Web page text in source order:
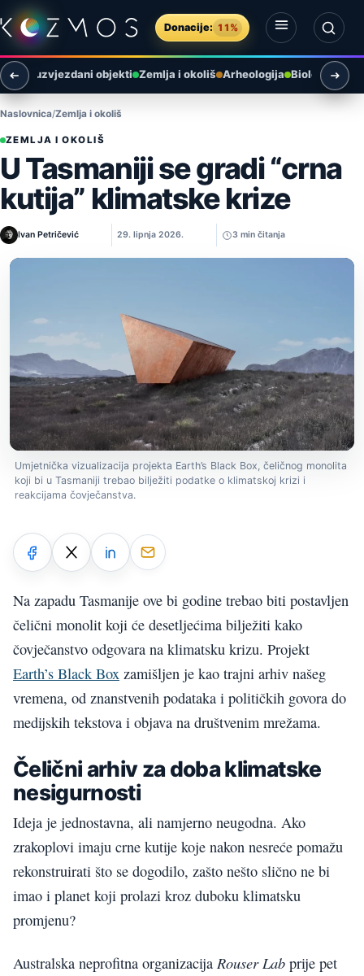
Preskoči na sadržaj
Donacije: 11%
Otvori izbornik
Otvori pretragu
Međuzvjezdani objekti Zemlja i okoliš Arheologija Biologija
Naslovnica Zemlja i okoliš
ZEMLJA I OKOLIŠ
U Tasmaniji se gradi “crna
kutija” klimatske krize
Ivan Petričević 29. lipnja 2026. 3 min čitanja
Umjetnička vizualizacija projekta Earth’s Black Box, čeličnog monolita
koji bi u Tasmaniji trebao bilježiti podatke o klimatskoj krizi i
reakcijama čovječanstva.
Na zapadu Tasmanije ove bi godine trebao biti postavljen
čelični monolit koji će desetljećima bilježiti kako
čovječanstvo odgovara na klimatsku krizu. Projekt
Earth’s Black Box zamišljen je kao trajni arhiv našeg
vremena, od znanstvenih podataka i političkih govora do
medijskih tekstova i objava na društvenim mrežama.
Čelični arhiv za doba klimatske
nesigurnosti
Ideja je jednostavna, ali namjerno neugodna. Ako
zrakoplovi imaju crne kutije koje nakon nesreće pomažu
rekonstruirati što se dogodilo, zašto nešto slično ne bi
imao i planet koji prolazi kroz duboku klimatsku
promjenu?
Australska neprofitna organizacija Rouser Lab prije pet